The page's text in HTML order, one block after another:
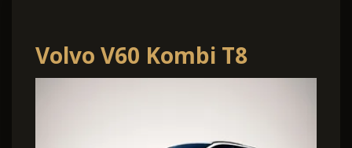
Volvo V60 Kombi T8
Ultimate Dark Recharge